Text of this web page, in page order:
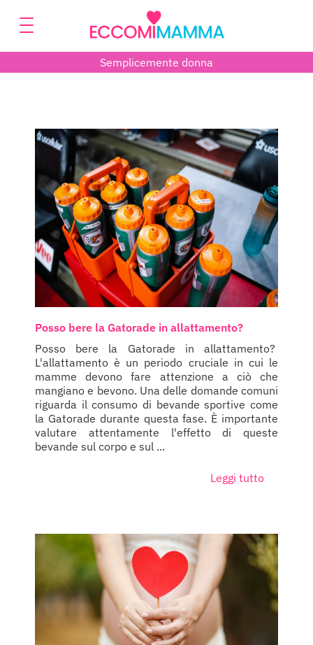
Semplicemente donna
Posso bere la Gatorade in allattamento?
Posso bere la Gatorade in allattamento?
L'allattamento è un periodo cruciale in cui le
mamme devono fare attenzione a ciò che
mangiano e bevono. Una delle domande comuni
riguarda il consumo di bevande sportive come
la Gatorade durante questa fase. È importante
valutare attentamente l'effetto di queste
bevande sul corpo e sul ...
Leggi tutto